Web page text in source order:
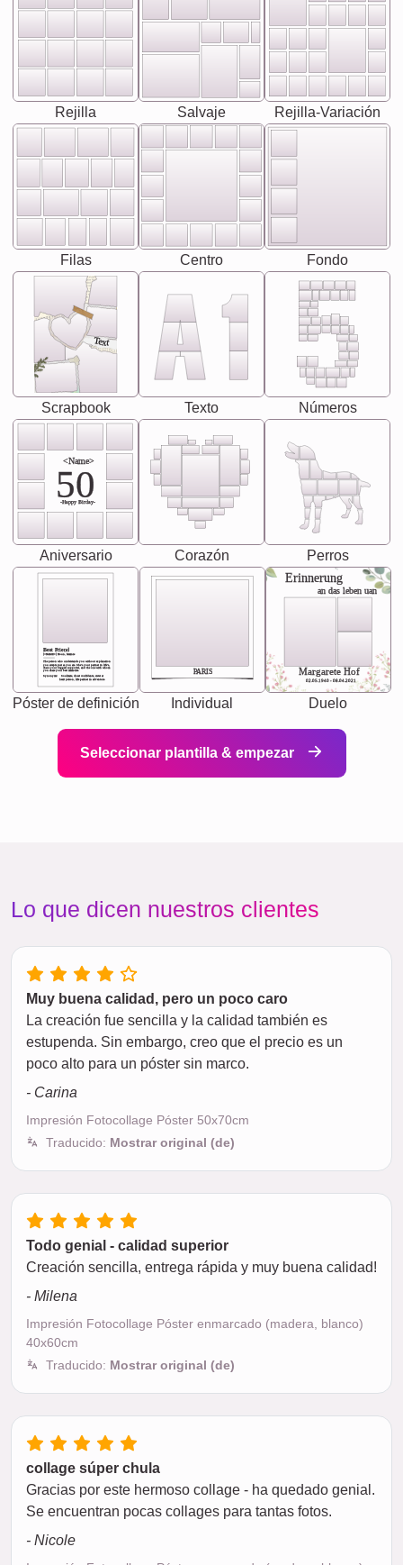
Rejilla Salvaje Rejilla-Variación
Filas Centro Fondo
Text
Scrapbook Texto Números
<Name>
50
-Happy Birday-
Aniversario Corazón Perros
Best Friend
[<NAME>] Noun, feminie
Synonyms: Soulmate, closet confidante, sister at
heart person, life partner in adventure.
The person who understands you without explanation
you accepts just as you are. She's your partner in life's,
chaos your biggest supporter, and the one with whom
you share your best memories.
Póster de definición
PARIS
Individual
Erinnerung
an das leben uan
Margarete Hof
02.05.1940 - 08.04.2021
Duelo
Seleccionar plantilla & empezar
Lo que dicen nuestros clientes
Muy buena calidad, pero un poco caro
La creación fue sencilla y la calidad también es
estupenda. Sin embargo, creo que el precio es un
poco alto para un póster sin marco.
- Carina
Impresión Fotocollage Póster 50x70cm
Traducido: Mostrar original (de)
Todo genial - calidad superior
Creación sencilla, entrega rápida y muy buena calidad!
- Milena
Impresión Fotocollage Póster enmarcado (madera, blanco)
40x60cm
Traducido: Mostrar original (de)
collage súper chula
Gracias por este hermoso collage - ha quedado genial.
Se encuentran pocas collages para tantas fotos.
- Nicole